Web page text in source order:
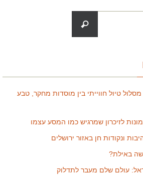
טיול חווייתי בין מוסדות מחקר, טבע
לזיכרון שמרגיש כמו המסע עצמו
ונקודות חן באזור ירושלים
באילת?
עולם שלם מעבר לתדלוק